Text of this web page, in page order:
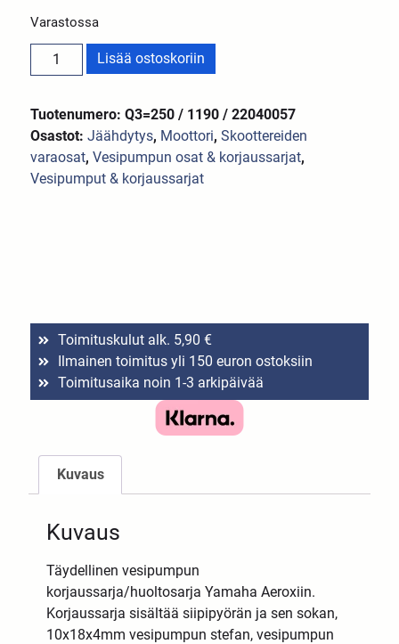
Varastossa
Lisää ostoskoriin
Tuotenumero: Q3=250 / 1190 / 22040057
Osastot:Jäähdytys, Moottori,Skoottereiden
varaosat,Vesipumpun osat & korjaussarjat,
Vesipumput & korjaussarjat
Toimituskulut alk. 5,90 €
Ilmainen toimitus yli 150 euron ostoksiin
Toimitusaika noin 1-3 arkipäivää
Kuvaus
Kuvaus
Täydellinen vesipumpun
korjaussarja/huoltosarja Yamaha Aeroxiin.
Korjaussarja sisältää siipipyörän ja sen sokan,
10x18x4mm vesipumpun stefan, vesipumpun